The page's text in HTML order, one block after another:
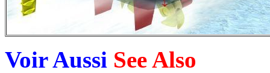
Voir Aussi See Also